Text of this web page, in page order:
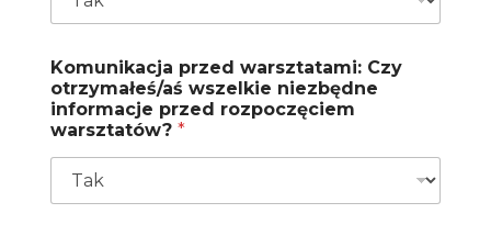
Komunikacja przed warsztatami: Czy
otrzymałeś/aś wszelkie niezbędne
informacje przed rozpoczęciem
warsztatów? *